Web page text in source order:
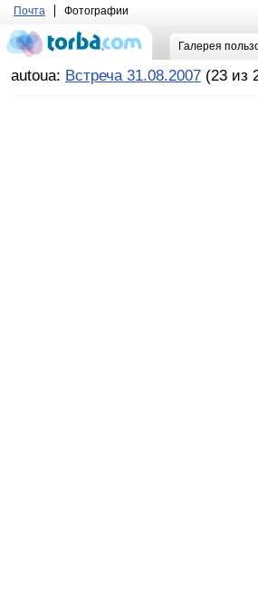
Почта Фотографии
Галерея
autoua: Встреча 31.08.2007 (23 из